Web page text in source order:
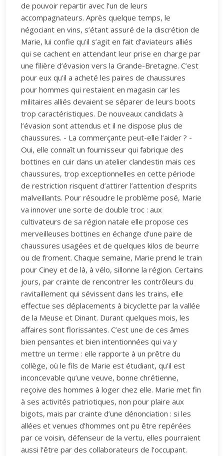
de pouvoir repartir avec l’un de leurs
accompagnateurs. Après quelque temps, le
négociant en vins, s’étant assuré de la discrétion de
Marie, lui confie qu’il s’agit en fait d’aviateurs alliés
qui se cachent en attendant leur prise en charge par
une filière d’évasion vers la Grande-Bretagne. C’est
pour eux qu’il a acheté les paires de chaussures
pour hommes qui restaient en magasin car les
militaires alliés devaient se séparer de leurs boots
trop caractéristiques. De nouveaux candidats à
l’évasion sont attendus et il ne dispose plus de
chaussures. - La commerçante peut-elle l’aider ? -
Oui, elle connaît un fournisseur qui fabrique des
bottines en cuir dans un atelier clandestin mais ces
chaussures, trop exceptionnelles en cette période
de restriction risquent d’attirer l’attention d’esprits
malveillants. Pour résoudre le problème posé, Marie
va innover une sorte de double troc : aux
cultivateurs de sa région natale elle propose ces
merveilleuses bottines en échange d’une paire de
chaussures usagées et de quelques kilos de beurre
ou de froment. Chaque semaine, Marie prend le train
pour Ciney et de là, à vélo, sillonne la région. Certains
jours, par crainte de rencontrer les contrôleurs du
ravitaillement qui sévissent dans les trains, elle
effectue ses déplacements à bicyclette par la vallée
de la Meuse et Dinant. Durant quelques mois, les
affaires sont florissantes. C’est une de ces âmes
bien pensantes et bien intentionnées qui va y
mettre un terme : elle rapporte à un prêtre du
collège, où le fils de Marie est étudiant, qu’il est
inconcevable qu’une veuve, bonne chrétienne,
reçoive des hommes à loger chez elle. Marie met fin
à ses activités patriotiques, non pour plaire aux
bigots, mais par crainte d’une dénonciation : si les
allées et venues d’hommes ont pu être repérées
par ce voisin, défenseur de la vertu, elles pourraient
aussi l’être par des collaborateurs de l’occupant.